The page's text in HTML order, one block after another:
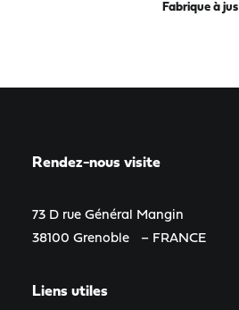
Fabrique à jus
Rendez-nous visite
73 D rue Général Mangin
38100 Grenoble – FRANCE
Liens utiles